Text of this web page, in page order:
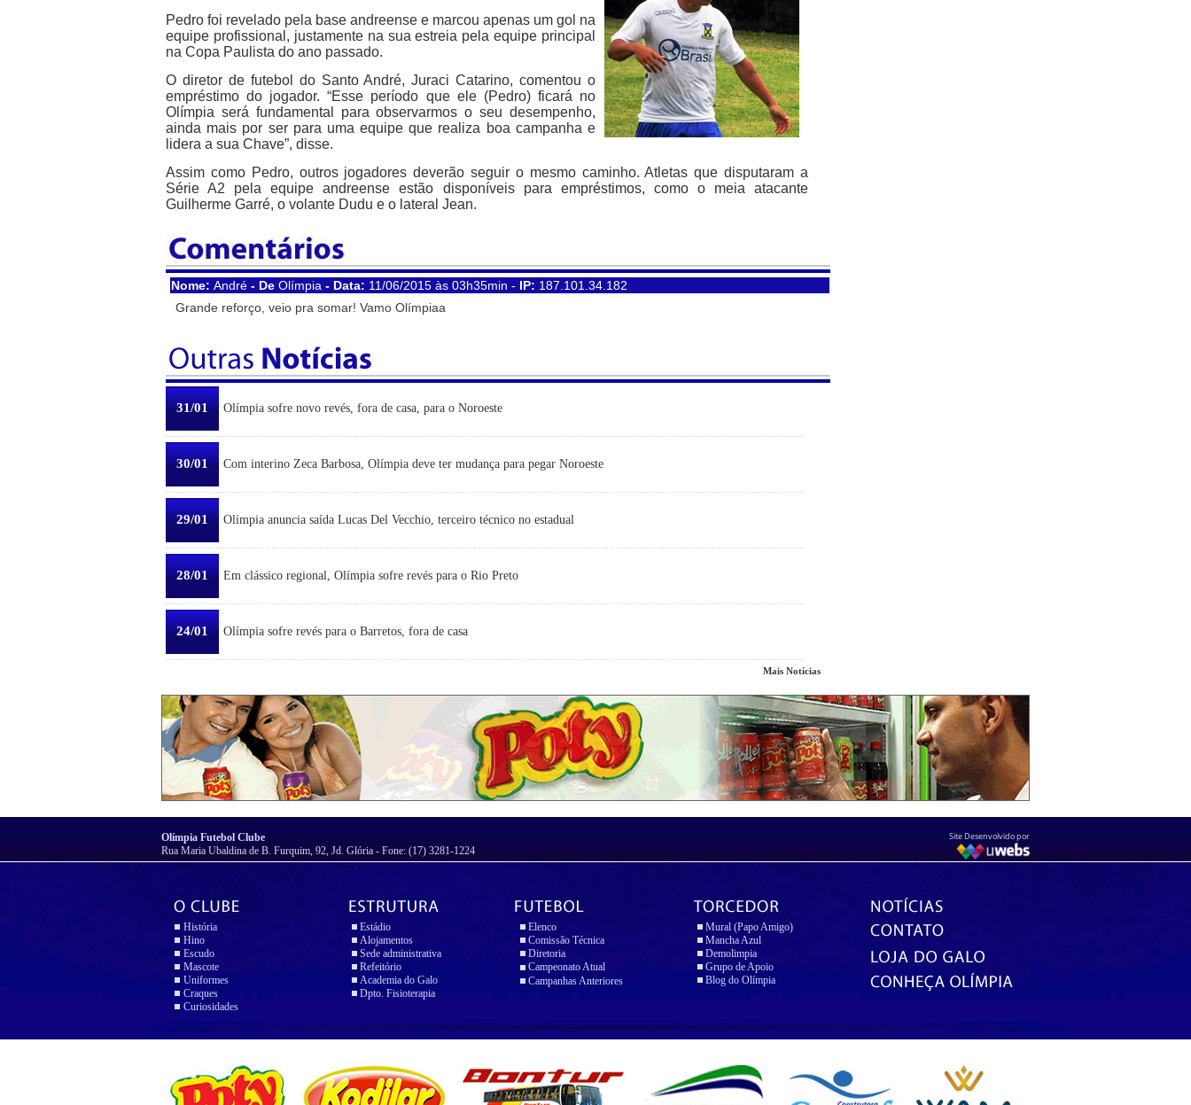
Pedro foi revelado pela base andreense e marcou apenas um gol na
equipe profissional, justamente na sua estreia pela equipe principal
na Copa Paulista do ano passado.
O diretor de futebol do Santo André, Juraci Catarino, comentou o
empréstimo do jogador. “Esse período que ele (Pedro) ficará no
Olímpia será fundamental para observarmos o seu desempenho,
ainda mais por ser para uma equipe que realiza boa campanha e
lidera a sua Chave”, disse.
Assim como Pedro, outros jogadores deverão seguir o mesmo caminho. Atletas que disputaram a
Série A2 pela equipe andreense estão disponíveis para empréstimos, como o meia atacante
Guilherme Garré, o volante Dudu e o lateral Jean.
Nome: André - De Olímpia - Data: 11/06/2015 às 03h35min - IP: 187.101.34.182
Grande reforço, veio pra somar! Vamo Olímpiaa
31/01 Olímpia sofre novo revés, fora de casa, para o Noroeste
30/01 Com interino Zeca Barbosa, Olímpia deve ter mudança para pegar Noroeste
29/01 Olímpia anuncia saída Lucas Del Vecchio, terceiro técnico no estadual
28/01 Em clássico regional, Olímpia sofre revés para o Rio Preto
24/01 Olímpia sofre revés para o Barretos, fora de casa
Mais Notícias
Olímpia Futebol Clube
Rua Maria Ubaldina de B. Furquim, 92, Jd. Glória - Fone: (17) 3281-1224
Site Desenvolvido por
História
Hino
Escudo
Mascote
Uniformes
Craques
Curiosidades
Estádio
Alojamentos
Sede administrativa
Refeitório
Academia do Galo
Dpto. Fisioterapia
Elenco
Comissão Técnica
Diretoria
Campeonato Atual
Campanhas Anteriores
Mural (Papo Amigo)
Mancha Azul
Demolimpia
Grupo de Apoio
Blog do Olímpia